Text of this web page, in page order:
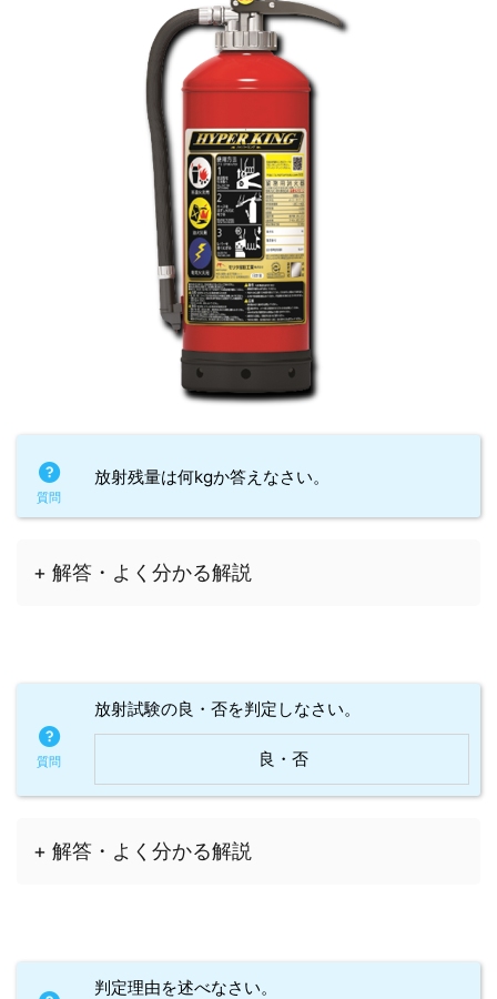
放射残量は何kgか答えなさい。
+ 解答・よく分かる解説
放射試験の良・否を判定しなさい。
良・否
+ 解答・よく分かる解説
判定理由を述べなさい。